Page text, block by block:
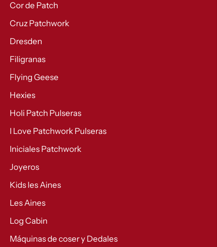
Cor de Patch
Cruz Patchwork
Dresden
Filigranas
Flying Geese
Hexies
Holi Patch Pulseras
I Love Patchwork Pulseras
Iniciales Patchwork
Joyeros
Kids les Aines
Les Aines
Log Cabin
Máquinas de coser y Dedales